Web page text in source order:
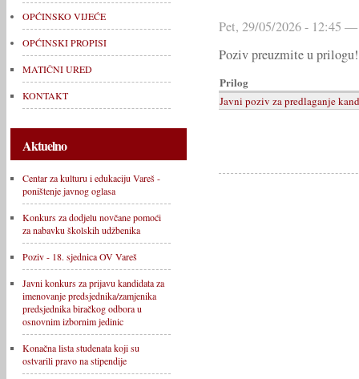
OPĆINSKO VIJEĆE
OPĆINSKI PROPISI
MATIČNI URED
KONTAKT
Aktuelno
Centar za kulturu i edukaciju Vareš -
poništenje javnog oglasa
Konkurs za dodjelu novčane pomoći
za nabavku školskih udžbenika
Poziv - 18. sjednica OV Vareš
Javni konkurs za prijavu kandidata za
imenovanje predsjednika/zamjenika
predsjednika biračkog odbora u
osnovnim izbornim jedinic
Konačna lista studenata koji su
ostvarili pravo na stipendije
Pet, 29/05/2026 - 12:45
Poziv preuzmite u prilogu!
Prilog
Javni poziv za predlaganje